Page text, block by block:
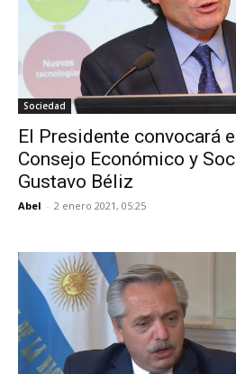
Sociedad
El Presidente convocará
Consejo Económico y
Gustavo Béliz
Abel - 2 enero 2021, 05:25